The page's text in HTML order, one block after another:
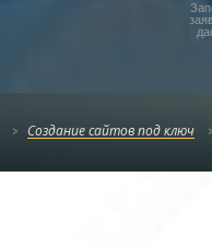
Создание сайтов под ключ